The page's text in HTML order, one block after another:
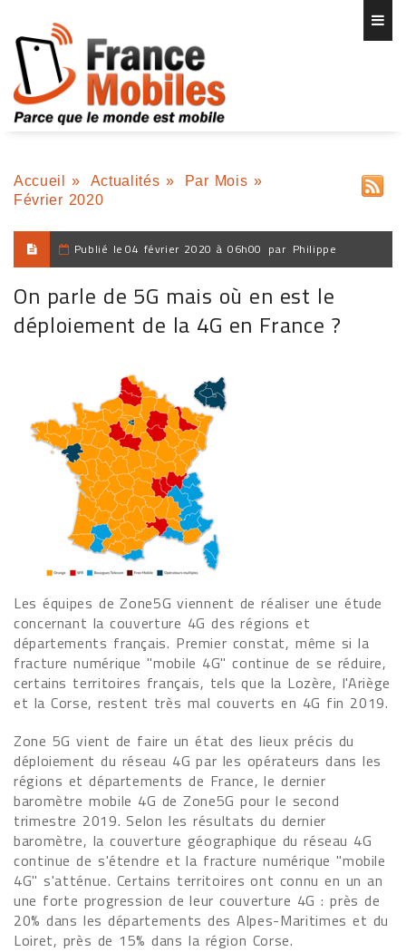
Accueil » Actualités » Par Mois »
Février 2020
Publié le 04 février 2020 à 06h00 par Philippe
On parle de 5G mais où en est le
déploiement de la 4G en France ?
Les équipes de Zone5G viennent de réaliser une étude
concernant la couverture 4G des régions et
départements français. Premier constat, même si la
fracture numérique "mobile 4G" continue de se réduire,
certains territoires français, tels que la Lozère, l'Ariège
et la Corse, restent très mal couverts en 4G fin 2019.
Zone 5G vient de faire un état des lieux précis du
déploiement du réseau 4G par les opérateurs dans les
régions et départements de France, le dernier
baromètre mobile 4G de Zone5G pour le second
trimestre 2019. Selon les résultats du dernier
baromètre, la couverture géographique du réseau 4G
continue de s'étendre et la fracture numérique "mobile
4G" s'atténue. Certains territoires ont connu en un an
une forte progression de leur couverture 4G : près de
20% dans les départements des Alpes-Maritimes et du
Loiret, près de 15% dans la région Corse.